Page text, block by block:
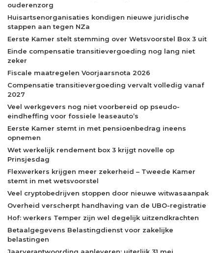
ouderenzorg
Huisartsenorganisaties kondigen nieuwe juridische
stappen aan tegen NZa
Eerste Kamer stelt stemming over Wetsvoorstel Box 3 uit
Einde compensatie transitievergoeding nog lang niet
zeker
Fiscale maatregelen Voorjaarsnota 2026
Compensatie transitievergoeding vervalt volledig vanaf
2027
Veel werkgevers nog niet voorbereid op pseudo-
eindheffing voor fossiele leaseauto’s
Eerste Kamer stemt in met pensioenbedrag ineens
opnemen
Wet werkelijk rendement box 3 krijgt novelle op
Prinsjesdag
Flexwerkers krijgen meer zekerheid – Tweede Kamer
stemt in met wetsvoorstel
Veel cryptobedrijven stoppen door nieuwe witwasaanpak
Overheid verscherpt handhaving van de UBO-registratie
Hof: werkers Temper zijn wel degelijk uitzendkrachten
Betaalgegevens Belastingdienst voor zakelijke
belastingen
Jaarverantwoording aanleveren: uiterlijk 31 mei